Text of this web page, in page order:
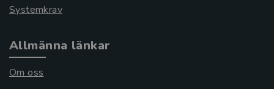
Systemkrav
Allmänna länkar
Om oss